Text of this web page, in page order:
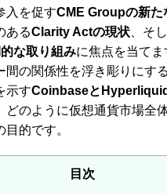
入を促すCME Groupの新た
あるClarity Actの現状 、そ
な取り組みに焦点を当て
の関係性を浮き彫りにす
示すCoinbaseと
どのように仮想通貨市場全
的です。
目次